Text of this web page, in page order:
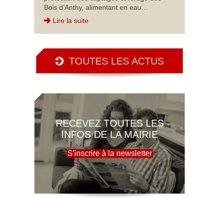
Bois d’Anthy, alimentant en eau…
Lire la suite
TOUTES LES ACTUS
RECEVEZ TOUTES LES
INFOS DE LA MAIRIE
S'inscrire à la newsletter